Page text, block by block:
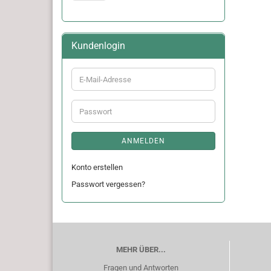
Kundenlogin
E-
Mail-
Adresse
Passwort
ANMELDEN
Konto erstellen
Passwort vergessen?
MEHR ÜBER...
Fragen und Antworten